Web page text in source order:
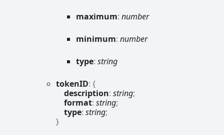
maximum: number
minimum: number
type: string
tokenID: {
description: string;
format: string;
type: string;
}